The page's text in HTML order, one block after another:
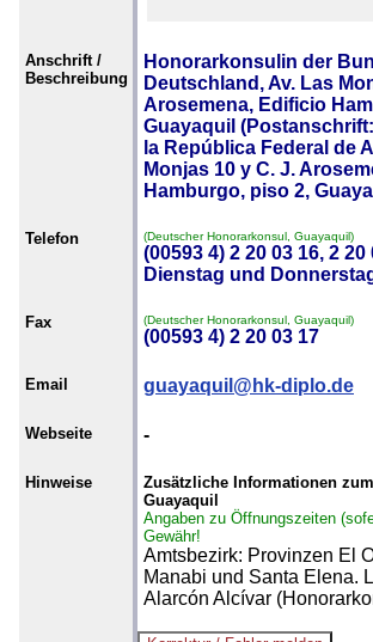
Anschrift /
Beschreibung
Honorarkonsulin der
Deutschland, Av. Las
Arosemena, Edificio
Guayaquil
la República Federal de
Monjas 10 y C. J.
Hamburgo, piso 2,
Telefon (Deutscher Honorarkonsul, Guayaquil)
(00593 4) 2 20 03 16, 2
Dienstag und
Fax (Deutscher Honorarkonsul, Guayaquil)
(00593 4) 2 20 03 17
Email guayaquil@hk-diplo.de
Webseite -
Hinweise
Zusätzliche Informationen
Guayaquil
Angaben zu Öffnungszeiten
Gewähr!
Amtsbezirk: Provinzen El
Manabi und Santa Elena.
Alarcón Alcívar